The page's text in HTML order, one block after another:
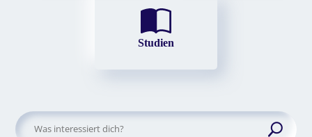
Studien
Suchen